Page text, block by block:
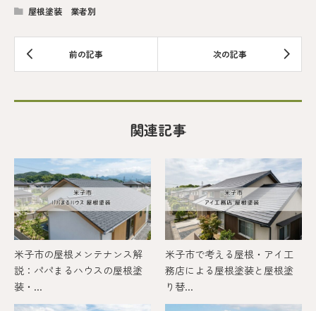
屋根塗装 業者別
関連記事
米子市の屋根メンテナンス解
説：パパまるハウスの屋根塗
装・...
米子市で考える屋根・アイ工
務店による屋根塗装と屋根塗
り替...